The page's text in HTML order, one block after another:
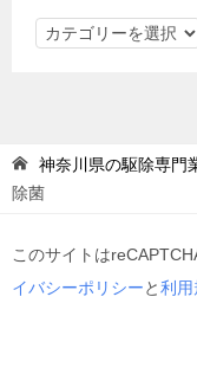
カ
神奈川県の駆除専門
除菌
このサイトは
イバシーポリシーと利用